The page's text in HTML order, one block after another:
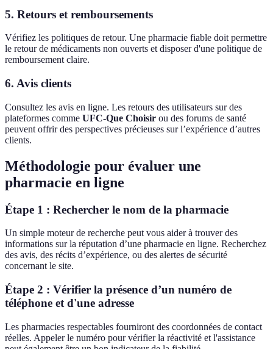
5. Retours et remboursements
Vérifiez les politiques de retour. Une pharmacie fiable doit permettre
le retour de médicaments non ouverts et disposer d'une politique de
remboursement claire.
6. Avis clients
Consultez les avis en ligne. Les retours des utilisateurs sur des
plateformes comme UFC-Que Choisir ou des forums de santé
peuvent offrir des perspectives précieuses sur l’expérience d’autres
clients.
Méthodologie pour évaluer une
pharmacie en ligne
Étape 1 : Rechercher le nom de la pharmacie
Un simple moteur de recherche peut vous aider à trouver des
informations sur la réputation d’une pharmacie en ligne. Recherchez
des avis, des récits d’expérience, ou des alertes de sécurité
concernant le site.
Étape 2 : Vérifier la présence d’un numéro de
téléphone et d'une adresse
Les pharmacies respectables fourniront des coordonnées de contact
réelles. Appeler le numéro pour vérifier la réactivité et l'assistance